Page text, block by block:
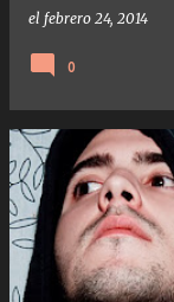
el febrero 24, 2014
0